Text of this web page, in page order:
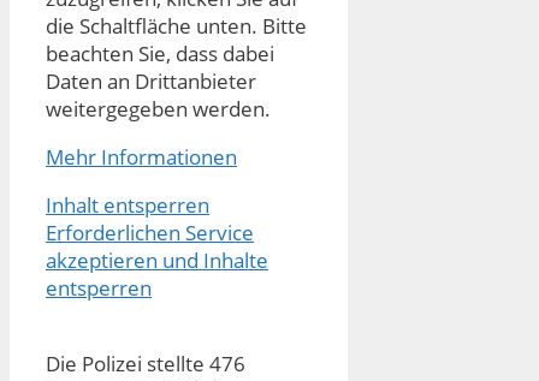
die Schaltfläche unten. Bitte
beachten Sie, dass dabei
Daten an Drittanbieter
weitergegeben werden.
Mehr Informationen
Inhalt entsperren
Erforderlichen Service
akzeptieren und Inhalte
entsperren
Die Polizei stellte 476